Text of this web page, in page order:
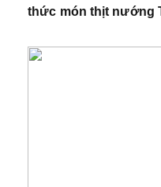
thức món thịt nướng